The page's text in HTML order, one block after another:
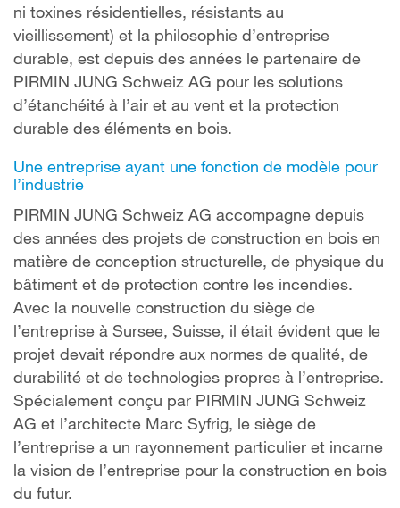
ni toxines résidentielles, résistants au
vieillissement) et la philosophie d’entreprise
durable, est depuis des années le partenaire de
PIRMIN JUNG Schweiz AG pour les solutions
d’étanchéité à l’air et au vent et la protection
durable des éléments en bois.
Une entreprise ayant une fonction de modèle pour
l’industrie
PIRMIN JUNG Schweiz AG accompagne depuis
des années des projets de construction en bois en
matière de conception structurelle, de physique du
bâtiment et de protection contre les incendies.
Avec la nouvelle construction du siège de
l’entreprise à Sursee, Suisse, il était évident que le
projet devait répondre aux normes de qualité, de
durabilité et de technologies propres à l’entreprise.
Spécialement conçu par PIRMIN JUNG Schweiz
AG et l’architecte Marc Syfrig, le siège de
l’entreprise a un rayonnement particulier et incarne
la vision de l’entreprise pour la construction en bois
du futur.